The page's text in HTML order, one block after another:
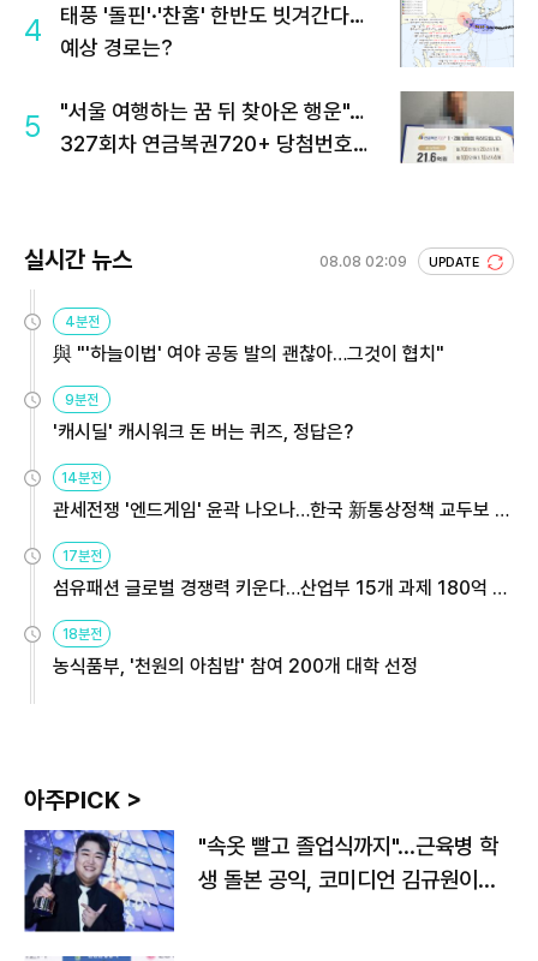
4
태풍 '돌핀'·'찬홈' 한반도 빗겨간다…
예상 경로는?
5
"서울 여행하는 꿈 뒤 찾아온 행운"…
327회차 연금복권720+ 당첨번호조
실시간 뉴스 08.08 02:09 UPDATE
4분전
與 "'하늘이법' 여야 공동 발의 괜찮아…그것이 협치"
9분전
'캐시딜' 캐시워크 돈 버는 퀴즈, 정답은?
14분전
관세전쟁 '엔드게임' 윤곽 나오나…한국 新통상정책 교두보 활
17분전
섬유패션 글로벌 경쟁력 키운다…산업부 15개 과제 180억 지
18분전
농식품부, '천원의 아침밥' 참여 200개 대학 선정
아주PICK >
"속옷 빨고 졸업식까지"…근육병 학
생 돌본 공익, 코미디언 김규원이었